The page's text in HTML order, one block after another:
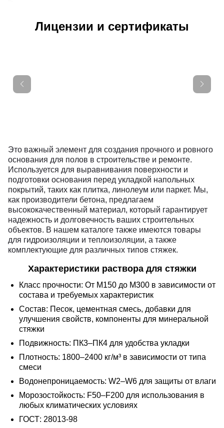
Лицензии и сертификаты
Это важный элемент для создания прочного и ровного
основания для полов в строительстве и ремонте.
Используется для выравнивания поверхности и
подготовки основания перед укладкой напольных
покрытий, таких как плитка, линолеум или паркет. Мы,
как производители бетона, предлагаем
высококачественный материал, который гарантирует
надежность и долговечность ваших строительных
объектов. В нашем каталоге также имеются товары
для гидроизоляции и теплоизоляции, а также
комплектующие для различных типов стяжек.
Характеристики раствора для стяжки
Класс прочности: От М150 до М300 в зависимости от
состава и требуемых характеристик
Состав: Песок, цементная смесь, добавки для
улучшения свойств, компоненты для минеральной
стяжки
Подвижность: ПК3–ПК4 для удобства укладки
Плотность: 1800–2400 кг/м³ в зависимости от типа
смеси
Водонепроницаемость: W2–W6 для защиты от влаги
Морозостойкость: F50–F200 для использования в
любых климатических условиях
ГОСТ: 28013-98